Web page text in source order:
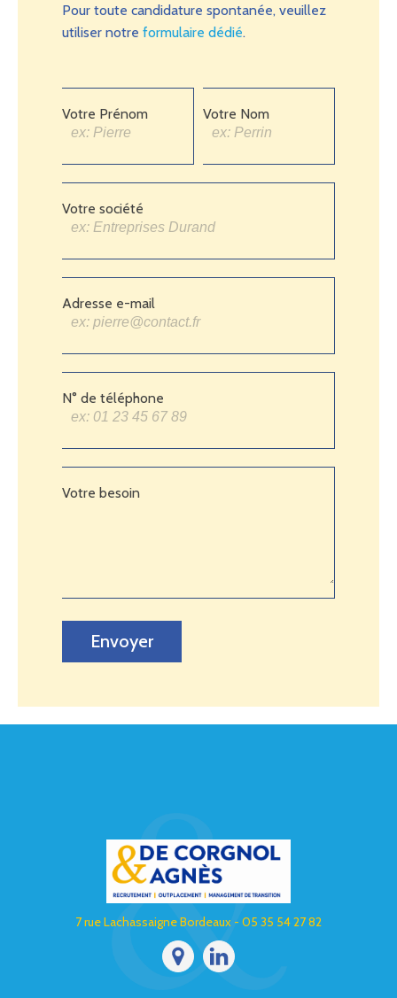
Pour toute candidature spontanée, veuillez
utiliser notre formulaire dédié.
Votre Prénom Votre Nom
Votre société
Adresse e-mail
N° de téléphone
Votre besoin
Envoyer
7 rue Lachassaigne Bordeaux - 05 35 54 27 82